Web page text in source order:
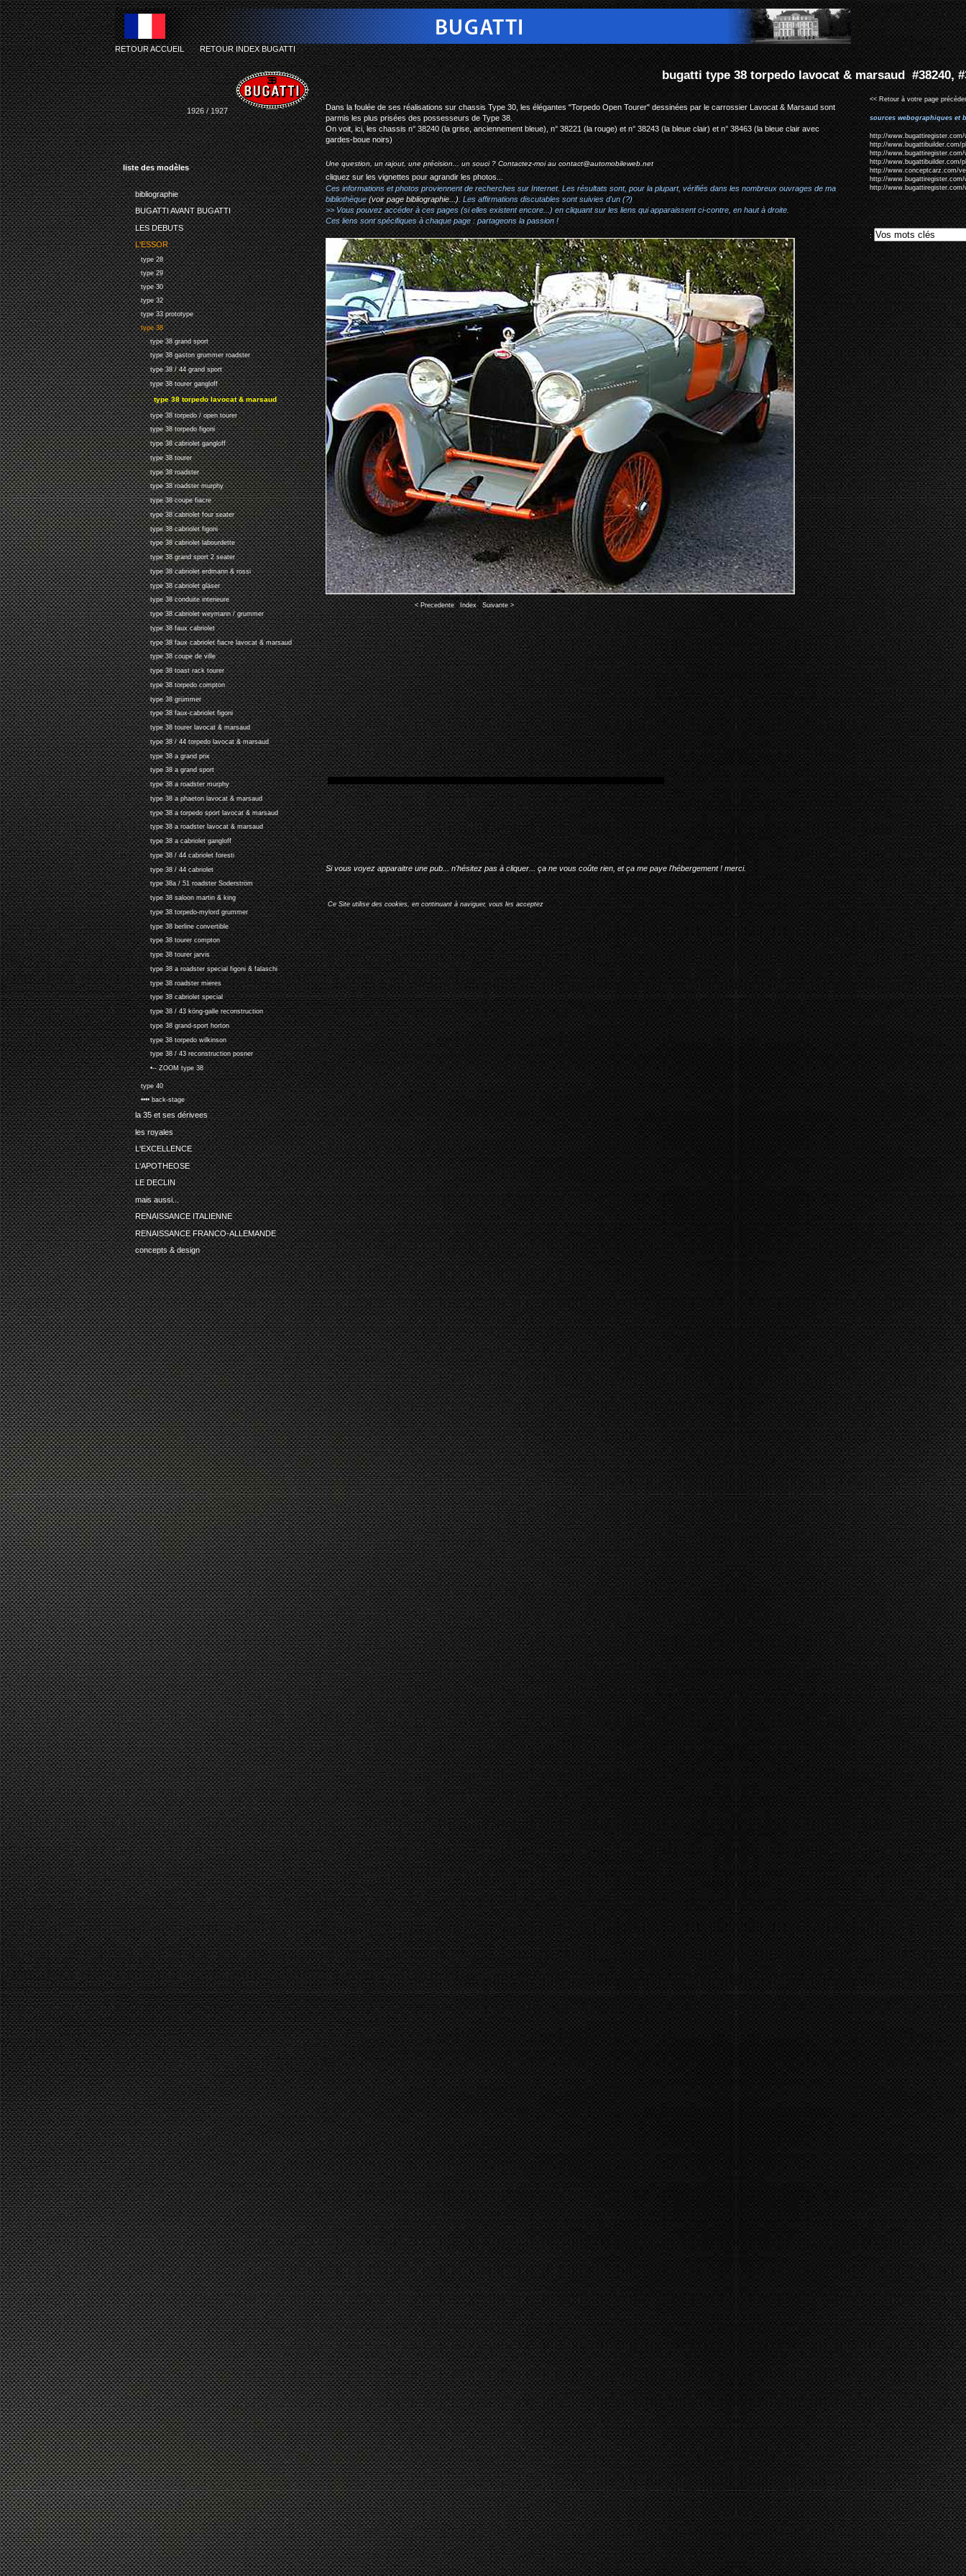
liste des modèles
bibliographie
BUGATTI AVANT BUGATTI
LES DEBUTS
L'ESSOR
type 28
type 29
type 30
type 32
type 33 prototype
type 38
type 38 grand sport
type 38 gaston grummer roadster
type 38 / 44 grand sport
type 38 tourer gangloff
type 38 torpedo lavocat & marsaud
type 38 torpedo / open tourer
type 38 torpedo figoni
type 38 cabriolet gangloff
type 38 tourer
type 38 roadster
type 38 roadster murphy
type 38 coupe fiacre
type 38 cabriolet four seater
type 38 cabriolet figoni
type 38 cabriolet labourdette
type 38 grand sport 2 seater
type 38 cabriolet erdmann & rossi
type 38 cabriolet gläser
type 38 conduite interieure
type 38 cabriolet weymann / grummer
type 38 faux cabriolet
type 38 faux cabriolet fiacre lavocat & marsaud
type 38 coupe de ville
type 38 toast rack tourer
type 38 torpedo compton
type 38 grümmer
type 38 faux-cabriolet figoni
type 38 tourer lavocat & marsaud
type 38 / 44 torpedo lavocat & marsaud
type 38 a grand prix
type 38 a grand sport
type 38 a roadster murphy
type 38 a phaeton lavocat & marsaud
type 38 a torpedo sport lavocat & marsaud
type 38 a roadster lavocat & marsaud
type 38 a cabriolet gangloff
type 38 / 44 cabriolet foresti
type 38 / 44 cabriolet
type 38a / 51 roadster Soderström
type 38 saloon martin & king
type 38 torpedo-mylord grummer
type 38 berline convertible
type 38 tourer compton
type 38 tourer jarvis
type 38 a roadster special figoni & falaschi
type 38 roadster mieres
type 38 cabriolet special
type 38 / 43 köng-galle reconstruction
type 38 grand-sport horton
type 38 torpedo wilkinson
type 38 / 43 reconstruction posner
•-- ZOOM type 38
type 40
•••• back-stage
la 35 et ses dérivees
les royales
L'EXCELLENCE
L'APOTHEOSE
LE DECLIN
mais aussi...
RENAISSANCE ITALIENNE
RENAISSANCE FRANCO-ALLEMANDE
concepts & design
bugatti type 38 torpedo lavocat & marsaud #38240, #38221, #38243, #38463
RETOUR ACCUEIL-RETOUR INDEX BUGATTI
1926 / 1927
Dans la foulée de ses réalisations sur chassis Type 30, les élégantes "Torpedo Open Tourer" dessinées par le carrossier Lavocat & Marsaud sont
parmis les plus prisées des possesseurs de Type 38.
On voit, ici, les chassis n° 38240 (la grise, anciennement bleue), n° 38221 (la rouge) et n° 38243 (la bleue clair) et n° 38463 (la bleue clair avec
gardes-boue noirs)
Une question, un rajout, une précision... un souci ? Contactez-moi aucontact@automobileweb.net
cliquez sur les vignettes pour agrandir les photos...
Ces informations et photos proviennent de recherches sur Internet. Les résultats sont, pour la plupart, vérifiés dans les nombreux ouvrages de ma
bibliothèque(voir page bibliographie...). Les affirmations discutables sont suivies d'un (?)
>> Vous pouvez accéder à ces pages (si elles existent encore...) en cliquant sur les liens qui apparaissent ci-contre, en haut à droite.
Ces liens sont spécifiques à chaque page : partageons la passion !
Image 24 of 89
< Precedente|Index|Suivante >
Si vous voyez apparaitre une pub... n'hésitez pas à cliquer... ça ne vous coûte rien, et ça me paye l'hébergement ! merci.
Ce Site utilise des cookies, en continuant à naviguer, vous les acceptez
<< Retour à votre page
sources webographiques et
http://
http://www.bugattibuilder.com/
http://
http://www.bugattibuilder.com/
http://www.conceptcarz.com/
http://
http://
: